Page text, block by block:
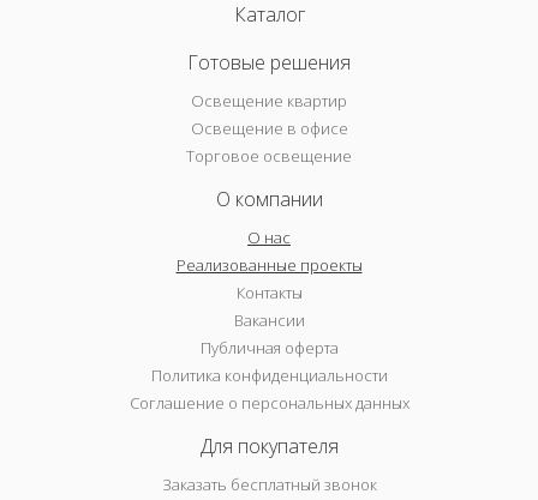
Каталог
Готовые решения
Освещение квартир
Освещение в офисе
Торговое освещение
О компании
О нас
Реализованные проекты
Контакты
Вакансии
Публичная оферта
Политика конфиденциальности
Соглашение о персональных данных
Для покупателя
Заказать бесплатный звонок